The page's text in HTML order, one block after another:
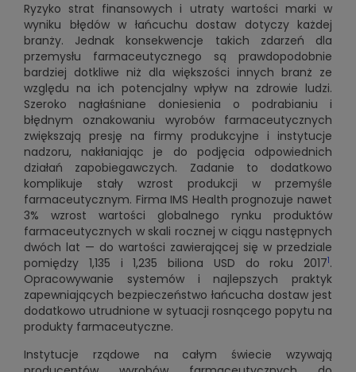
Ryzyko strat finansowych i utraty wartości marki w
wyniku błędów w łańcuchu dostaw dotyczy każdej
branży. Jednak konsekwencje takich zdarzeń dla
przemysłu farmaceutycznego są prawdopodobnie
bardziej dotkliwe niż dla większości innych branż ze
względu na ich potencjalny wpływ na zdrowie ludzi.
Szeroko nagłaśniane doniesienia o podrabianiu i
błędnym oznakowaniu wyrobów farmaceutycznych
zwiększają presję na firmy produkcyjne i instytucje
nadzoru, nakłaniając je do podjęcia odpowiednich
działań zapobiegawczych. Zadanie to dodatkowo
komplikuje stały wzrost produkcji w przemyśle
farmaceutycznym. Firma IMS Health prognozuje nawet
3% wzrost wartości globalnego rynku produktów
farmaceutycznych w skali rocznej w ciągu następnych
dwóch lat — do wartości zawierającej się w przedziale
pomiędzy 1,135 i 1,235 biliona USD do roku 20171.
Opracowywanie systemów i najlepszych praktyk
zapewniających bezpieczeństwo łańcucha dostaw jest
dodatkowo utrudnione w sytuacji rosnącego popytu na
produkty farmaceutyczne.
Instytucje rządowe na całym świecie wzywają